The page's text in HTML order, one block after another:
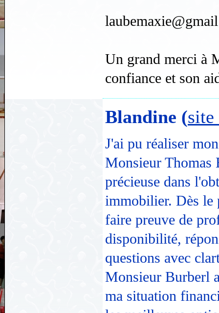
Un grand merci à
confiance et son
Blandine (site
J'ai pu réaliser
Monsieur Thomas
précieuse dans
immobilier. Dès le
faire preuve de
disponibilité,
questions avec
Monsieur Burberl
ma situation